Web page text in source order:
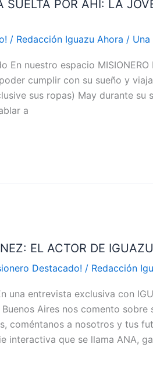
SUELTA POR AHÍ: LA
/ Redacción Iguazu Ahora /
En nuestro espacio
cumplir con su sueño y
sus ropas) May durante
a
EL ACTOR DE
Destacado! / Redacción
una entrevista exclusiva con
Aires nos comento
coméntanos a nosotros y tus
interactiva que se llama ANA,